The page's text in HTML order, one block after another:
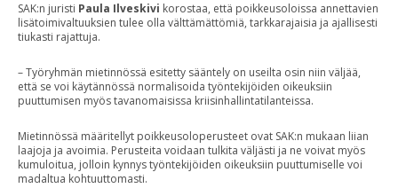
SAK:n juristi Paula Ilveskivi korostaa, että poikkeusoloissa annettavien
lisätoimivaltuuksien tulee olla välttämättömiä, tarkkarajaisia ja ajallisesti
tiukasti rajattuja.
– Työryhmän mietinnössä esitetty sääntely on useilta osin niin väljää,
että se voi käytännössä normalisoida työntekijöiden oikeuksiin
puuttumisen myös tavanomaisissa kriisinhallintatilanteissa.
Mietinnössä määritellyt poikkeusoloperusteet ovat SAK:n mukaan liian
laajoja ja avoimia. Perusteita voidaan tulkita väljästi ja ne voivat myös
kumuloitua, jolloin kynnys työntekijöiden oikeuksiin puuttumiselle voi
madaltua kohtuuttomasti.